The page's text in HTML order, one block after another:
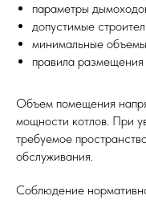
параметры
допустимые
минимальные
правила
Объем помещения
мощности котлов. При
требуемое
обслуживания.
Соблюдение